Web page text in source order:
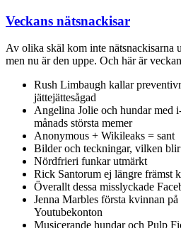
Veckans nätsnackisar
Av olika skäl kom inte nätsnackisarna
men nu är den uppe. Och här är
Rush Limbaugh kallar
jättejättesågad
Angelina Jolie och hundar med
månads största memer
Anonymous + Wikileaks = sant
Bilder och teckningar, vilken
Nördfrieri funkar utmärkt
Rick Santorum ej längre främst
Överallt dessa misslyckade
Jenna Marbles första kvinnan
Youtubekonton
Musicerande hundar och Pulp